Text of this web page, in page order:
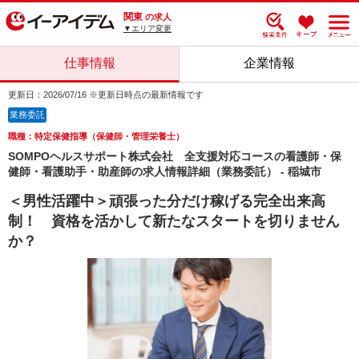
関東 の求人
▼エリア変更
仕事情報 企業情報
更新日：2026/07/16 ※更新日時点の最新情報です
業務委託
職種：特定保健指導（保健師・管理栄養士）
SOMPOヘルスサポート株式会社 全支援対応コースの看護師・保
健師・看護助手・助産師の求人情報詳細（業務委託） - 稲城市
＜男性活躍中＞頑張った分だけ稼げる完全出来高
制！ 資格を活かして新たなスタートを切りません
か？